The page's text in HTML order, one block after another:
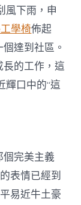
風下雨，申
學椅佈起
達到社區。
長的工作，這
輝口中的“這
完美主義
表情已經到
易近牛土豪